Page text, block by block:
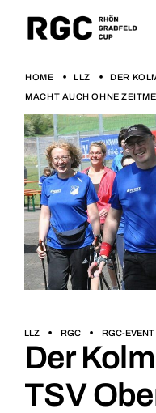
HOME LLZ
DER
MACHT AUCH OHNE
LLZ RGC RGC-EVENT
Der
TSV